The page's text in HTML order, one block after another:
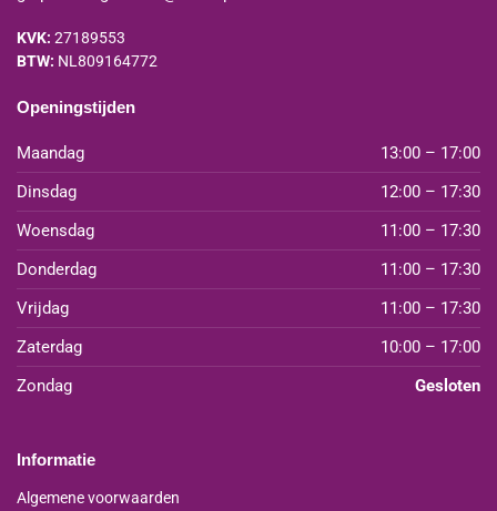
KVK: 27189553
BTW: NL809164772
Openingstijden
Maandag
13:00 – 17:00
Dinsdag
12:00 – 17:30
Woensdag
11:00 – 17:30
Donderdag
11:00 – 17:30
Vrijdag
11:00 – 17:30
Zaterdag
10:00 – 17:00
Zondag
Gesloten
Informatie
Algemene voorwaarden